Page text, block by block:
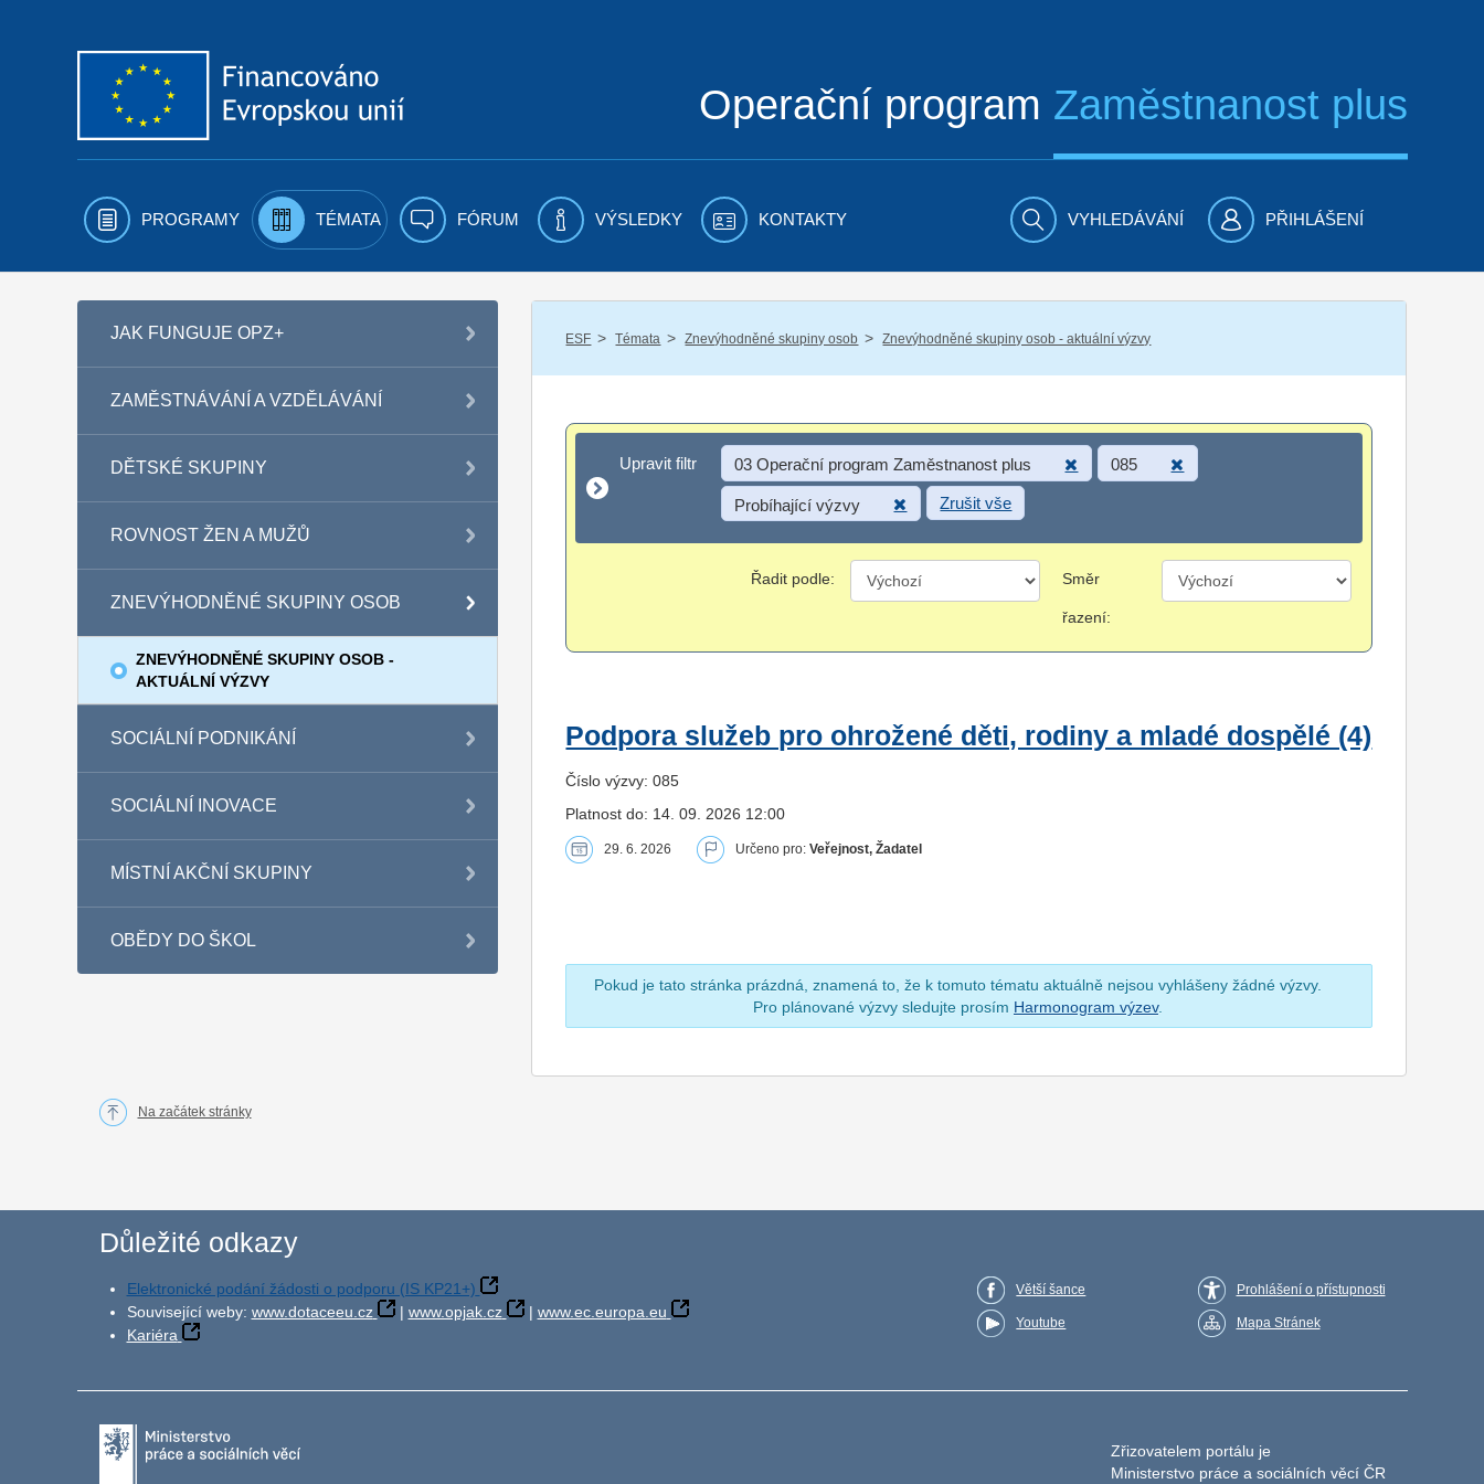
Operační program Zaměstnanost plus
PROGRAMY TÉMATA FÓRUM VÝSLEDKY KONTAKTY VYHLEDÁVÁNÍ PŘIHLÁŠENÍ
JAK FUNGUJE OPZ+
ZAMĚSTNÁVÁNÍ A VZDĚLÁVÁNÍ
DĚTSKÉ SKUPINY
ROVNOST ŽEN A MUŽŮ
ZNEVÝHODNĚNÉ SKUPINY OSOB
ZNEVÝHODNĚNÉ SKUPINY OSOB -
AKTUÁLNÍ VÝZVY
SOCIÁLNÍ PODNIKÁNÍ
SOCIÁLNÍ INOVACE
MÍSTNÍ AKČNÍ SKUPINY
OBĚDY DO ŠKOL
ESF / Témata / Znevýhodněné skupiny osob / Znevýhodněné skupiny osob - aktuální výzvy
Upravit filtr
Upravit filtr 03 Operační program Zaměstnanost plus 085
Probíhající výzvy Zrušit vše
Řadit podle: Směr
řazení:
Podpora služeb pro ohrožené děti, rodiny a mladé dospělé (4)
Číslo výzvy: 085
Platnost do: 14. 09. 2026 12:00
29. 6. 2026 Určeno pro:Veřejnost, Žadatel
Pokud je tato stránka prázdná, znamená to, že k tomuto tématu aktuálně nejsou vyhlášeny žádné výzvy.
Pro plánované výzvy sledujte prosím Harmonogram výzev.
Na začátek stránky
Důležité odkazy
Elektronické podání žádosti o podporu (IS KP21+)
Související weby: www.dotaceeu.cz | www.opjak.cz | www.ec.europa.eu
Kariéra
Větší šance
Youtube
Prohlášení o přístupnosti
Mapa Stránek
Zřizovatelem portálu je
Ministerstvo práce a sociálních věcí ČR